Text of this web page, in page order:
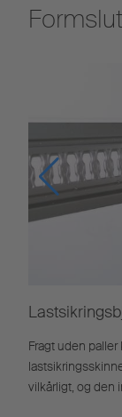
Fragt uden
vilkårligt, og den